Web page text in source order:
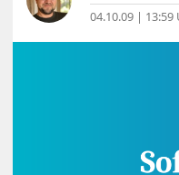
04.10.09 | 13:59